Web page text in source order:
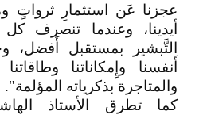
عجزنا عَن استثمارِ ثرواتٍ
أيدينا، وعندما تنصرف
التَّبشير بمستقبل أَفضل،
أَنفسنا وإِمكاناتنا
والمتاجرة بذكرياته المؤلمة".
كما تطرق الأستاذ